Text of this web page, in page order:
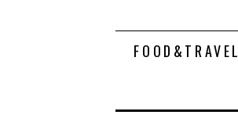
FOOD&TRAVEL